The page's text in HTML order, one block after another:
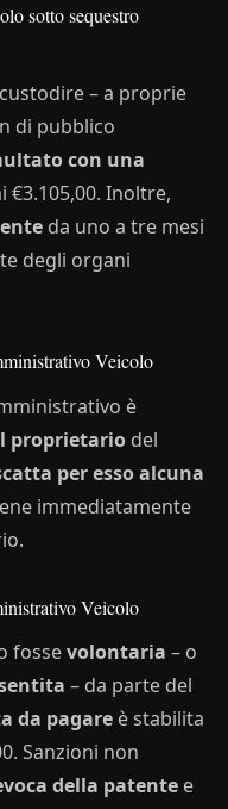
sotto sequestro
– a proprie
di pubblico
con una
€3.105,00. Inoltre,
da uno a tre mesi
degli organi
Veicolo
è
proprietario del
per esso alcuna
immediatamente
Veicolo
fossevolontaria – o
– da parte del
da pagare è stabilita
Sanzioni non
della patente e